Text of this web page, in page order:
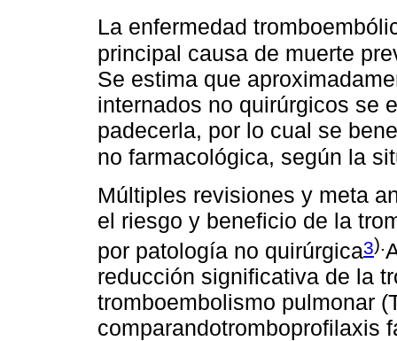
La enfermedad
principal causa de muerte
Se estima que
internados no quirúrgicos se
padecerla, por lo cual se
no farmacológica, según la
Múltiples revisiones y meta
el riesgo y beneficio de la
por patología no quirúrgica3).
reducción significativa de la
tromboembolismo pulmonar
comparandotromboprofilaxis